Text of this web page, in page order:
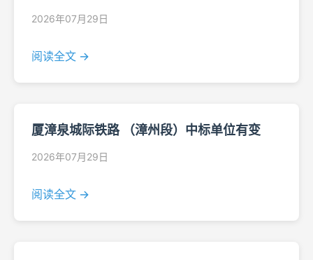
2026年07月29日
阅读全文 →
厦漳泉城际铁路 （漳州段）中标单位有变
2026年07月29日
阅读全文 →